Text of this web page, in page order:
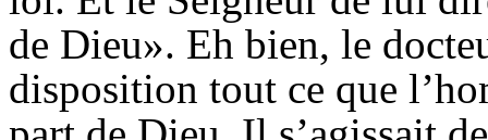
de Dieu». Eh bien, le
disposition tout ce que